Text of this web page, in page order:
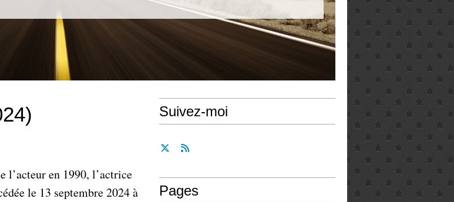
l’acteur en 1990, l’actrice
le 13 septembre 2024 à
Suivez-moi
Pages